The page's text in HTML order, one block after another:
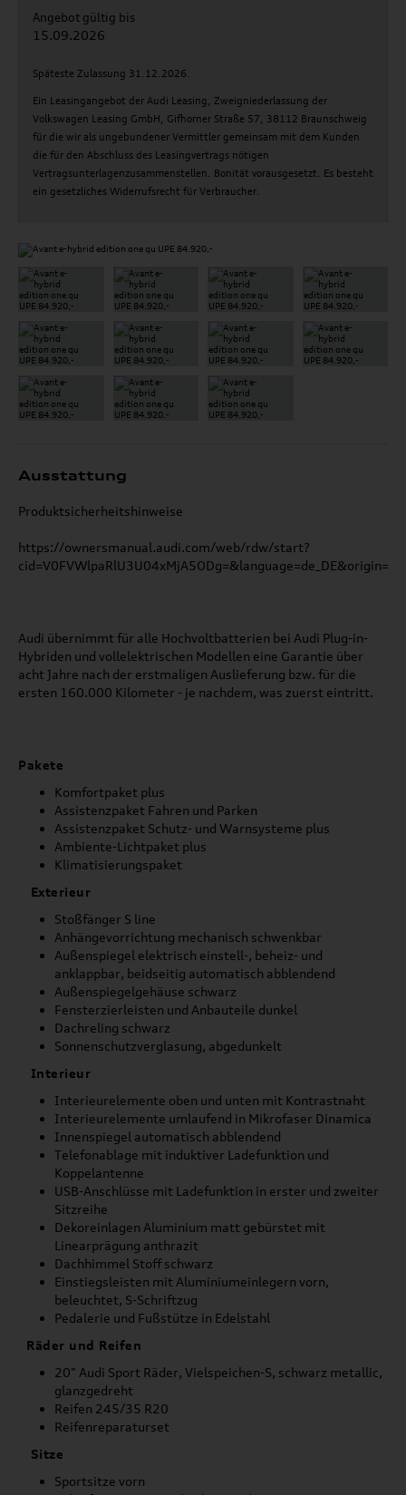
Angebot gültig bis
15.09.2026
Späteste Zulassung 31.12.2026.
Ein Leasingangebot der Audi Leasing, Zweigniederlassung der
Volkswagen Leasing GmbH, Gifhorner Straße 57, 38112 Braunschweig
für die wir als ungebundener Vermittler gemeinsam mit dem Kunden
die für den Abschluss des Leasingvertrags nötigen
Vertragsunterlagenzusammenstellen. Bonität vorausgesetzt. Es besteht
ein gesetzliches Widerrufsrecht für Verbraucher.
Ausstattung
Produktsicherheitshinweise
https://ownersmanual.audi.com/web/rdw/start?
Audi übernimmt für alle Hochvoltbatterien bei Audi Plug-in-
Hybriden und vollelektrischen Modellen eine Garantie über
acht Jahre nach der erstmaligen Auslieferung bzw. für die
ersten 160.000 Kilometer - je nachdem, was zuerst eintritt.
Pakete
Komfortpaket plus
Assistenzpaket Fahren und Parken
Assistenzpaket Schutz- und Warnsysteme plus
Ambiente-Lichtpaket plus
Klimatisierungspaket
Exterieur
Stoßfänger S line
Anhängevorrichtung mechanisch schwenkbar
Außenspiegel elektrisch einstell-, beheiz- und
anklappbar, beidseitig automatisch abblendend
Außenspiegelgehäuse schwarz
Fensterzierleisten und Anbauteile dunkel
Dachreling schwarz
Sonnenschutzverglasung, abgedunkelt
Interieur
Interieurelemente oben und unten mit Kontrastnaht
Interieurelemente umlaufend in Mikrofaser Dinamica
Innenspiegel automatisch abblendend
Telefonablage mit induktiver Ladefunktion und
Koppelantenne
USB-Anschlüsse mit Ladefunktion in erster und zweiter
Sitzreihe
Dekoreinlagen Aluminium matt gebürstet mit
Linearprägung anthrazit
Dachhimmel Stoff schwarz
Einstiegsleisten mit Aluminiumeinlegern vorn,
beleuchtet, S-Schriftzug
Pedalerie und Fußstütze in Edelstahl
Räder und Reifen
20" Audi Sport Räder, Vielspeichen-S, schwarz metallic,
glanzgedreht
Reifen 245/35 R20
Reifenreparaturset
Sitze
Sportsitze vorn